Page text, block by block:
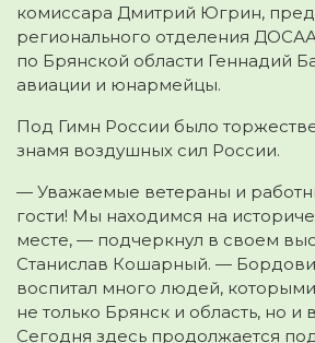
комиссара Дмитрий Югрин,
регионального отделения
по Брянской области Геннадий
авиации и юнармейцы.
Под Гимн России было
знамя воздушных сил России.
— Уважаемые ветераны и
гости! Мы находимся на
месте, — подчеркнул в своем
Станислав Кошарный. —
воспитал много людей,
не только Брянск и область, но и
Сегодня здесь продолжается